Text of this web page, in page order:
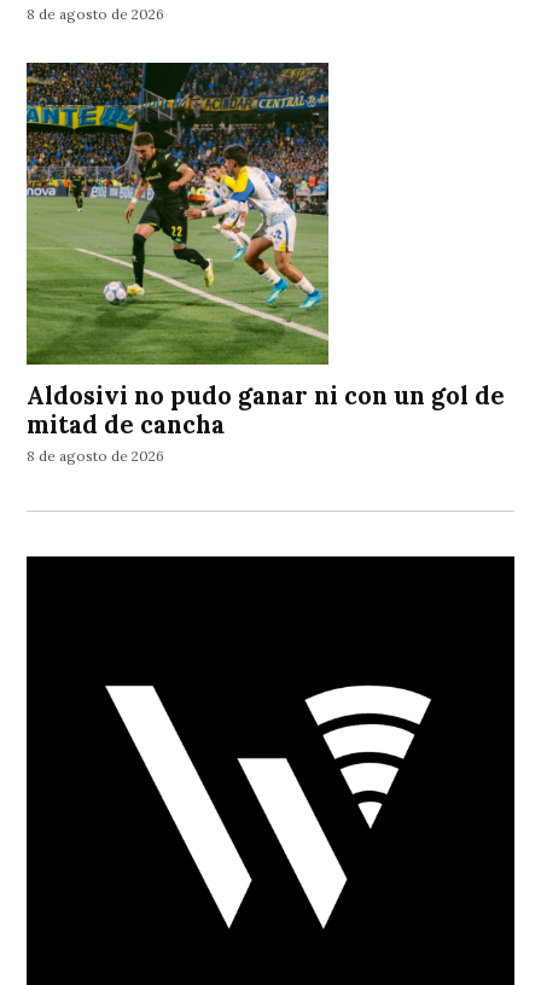
8 de agosto de 2026
Aldosivi no pudo ganar ni con un gol de
mitad de cancha
8 de agosto de 2026